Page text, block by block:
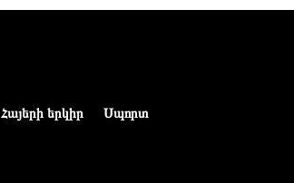
Հայերի երկիր Սպորտ